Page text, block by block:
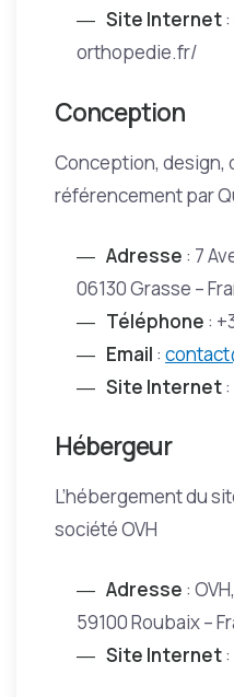
Site Internet
orthopedie.fr/
Conception
Conception,
référencement par
Adresse : 7
06130 Grasse –
Téléphone :
Email :
Site Internet:
Hébergeur
L’hébergement du
société OVH
Adresse :
59100 Roubaix –
Site Internet